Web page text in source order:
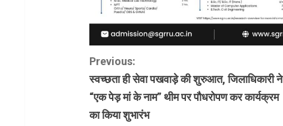
C
o
n
Previous:
स्वच्छता ही सेवा पखवाड़े की शुरुआत, जिलाधिकारी ने
“एक पेड़ मां के नाम” थीम पर पौधरोपण कर कार्यक्रम
का किया शुभारंभ